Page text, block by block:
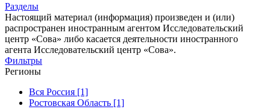
Разделы
Настоящий материал (информация) произведен и (или)
распространен иностранным агентом Исследовательский
центр «Сова» либо касается деятельности иностранного
агента Исследовательский центр «Сова».
Фильтры
Регионы
Вся Россия [1]
Ростовская Область [1]